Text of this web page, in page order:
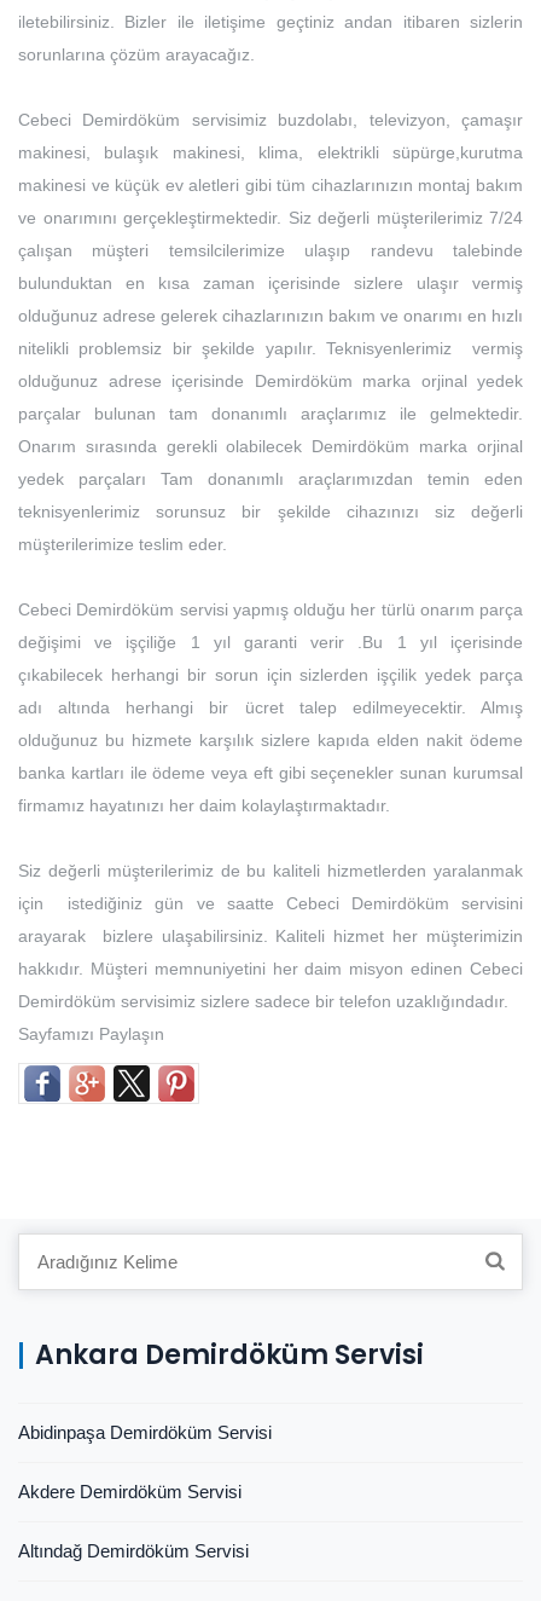
iletebilirsiniz. Bizler ile iletişime geçtiniz andan itibaren sizlerin
sorunlarına çözüm arayacağız.
Cebeci Demirdöküm servisimiz buzdolabı, televizyon, çamaşır
makinesi, bulaşık makinesi, klima, elektrikli süpürge,kurutma
makinesi ve küçük ev aletleri gibi tüm cihazlarınızın montaj bakım
ve onarımını gerçekleştirmektedir. Siz değerli müşterilerimiz 7/24
çalışan müşteri temsilcilerimize ulaşıp randevu talebinde
bulunduktan en kısa zaman içerisinde sizlere ulaşır vermiş
olduğunuz adrese gelerek cihazlarınızın bakım ve onarımı en hızlı
nitelikli problemsiz bir şekilde yapılır. Teknisyenlerimiz vermiş
olduğunuz adrese içerisinde Demirdöküm marka orjinal yedek
parçalar bulunan tam donanımlı araçlarımız ile gelmektedir.
Onarım sırasında gerekli olabilecek Demirdöküm marka orjinal
yedek parçaları Tam donanımlı araçlarımızdan temin eden
teknisyenlerimiz sorunsuz bir şekilde cihazınızı siz değerli
müşterilerimize teslim eder.
Cebeci Demirdöküm servisi yapmış olduğu her türlü onarım parça
değişimi ve işçiliğe 1 yıl garanti verir .Bu 1 yıl içerisinde
çıkabilecek herhangi bir sorun için sizlerden işçilik yedek parça
adı altında herhangi bir ücret talep edilmeyecektir. Almış
olduğunuz bu hizmete karşılık sizlere kapıda elden nakit ödeme
banka kartları ile ödeme veya eft gibi seçenekler sunan kurumsal
firmamız hayatınızı her daim kolaylaştırmaktadır.
Siz değerli müşterilerimiz de bu kaliteli hizmetlerden yaralanmak
için istediğiniz gün ve saatte Cebeci Demirdöküm servisini
arayarak bizlere ulaşabilirsiniz. Kaliteli hizmet her müşterimizin
hakkıdır. Müşteri memnuniyetini her daim misyon edinen Cebeci
Demirdöküm servisimiz sizlere sadece bir telefon uzaklığındadır.
Sayfamızı Paylaşın
Ankara Demirdöküm Servisi
Abidinpaşa Demirdöküm Servisi
Akdere Demirdöküm Servisi
Altındağ Demirdöküm Servisi